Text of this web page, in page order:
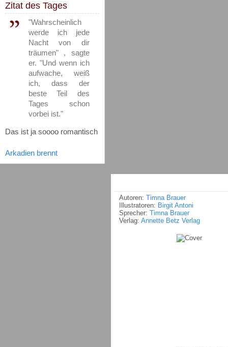
Zitat des Tages
"Wahrscheinlich
werde ich jede
Nacht von dir
träumen" , sagte
er. "Und wenn ich
aufwache, weiß
ich, dass der
beste Teil des
Tages schon
vorbei ist."
Das ist ja soooo romantisch
Arkadien brennt
Autoren: Timna Brauer
Illustratoren: Birgit Antoni
Sprecher: Timna Brauer
Verlag: Annette Betz Verlag